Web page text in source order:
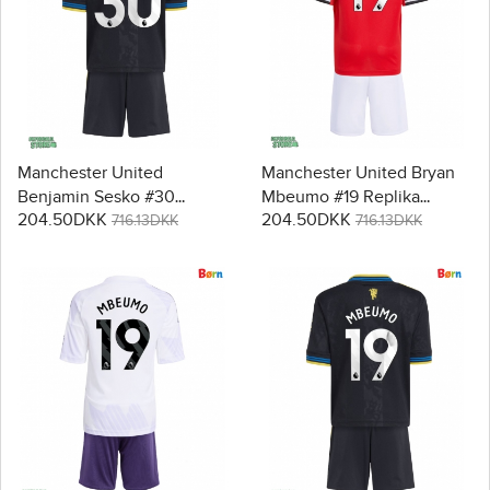
Manchester United
Benjamin Sesko #30
Replika Babytøj Tredje sæt
204.50DKK 716.13DKK
Manchester United Bryan
Mbeumo #19 Replika
Babytøj Hjemmebanesæt
Korte bukser)
204.50DKK 716.13DKK